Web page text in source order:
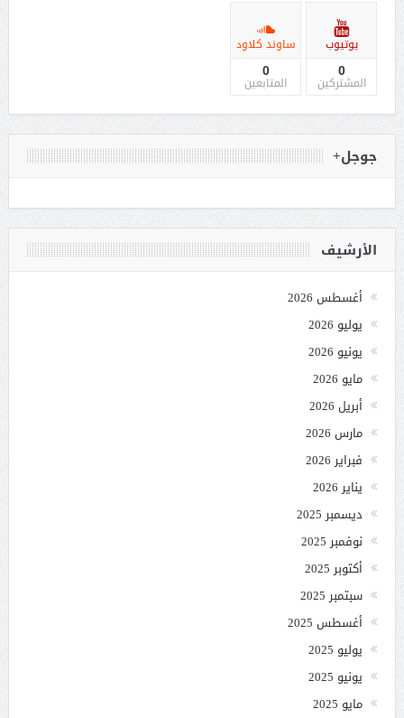
يوتيوب
0
المشتركين
ساوند كلاود
0
المتابعين
جوجل+
الأرشيف
أغسطس 2026
يوليو 2026
يونيو 2026
مايو 2026
أبريل 2026
مارس 2026
فبراير 2026
يناير 2026
ديسمبر 2025
نوفمبر 2025
أكتوبر 2025
سبتمبر 2025
أغسطس 2025
يوليو 2025
يونيو 2025
مايو 2025